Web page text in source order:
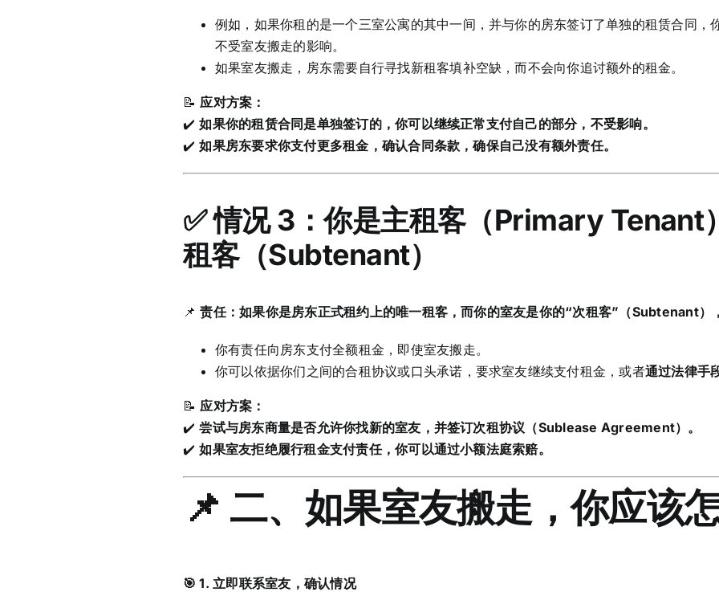
例如，如果你租的是一个三室公寓的其中一间，并与你的房东签订了单独的租赁合同，
不受室友搬走的影响。
如果室友搬走，房东需要自行寻找新租客填补空缺，而不会向你追讨额外的租金。
📝应对方案：
✔️如果你的租赁合同是单独签订的，你可以继续正常支付自己的部分，不受影响。
✔️如果房东要求你支付更多租金，确认合同条款，确保自己没有额外责任。
✅ 情况 3：你是主租客（Primary Tenant
租客（Subtenant）
📌责任：如果你是房东正式租约上的唯一租客，而你的室友是你的“次租客”（Subtenant）
你有责任向房东支付全额租金，即使室友搬走。
你可以依据你们之间的合租协议或口头承诺，要求室友继续支付租金，或者通过法律手
📝应对方案：
✔️尝试与房东商量是否允许你找新的室友，并签订次租协议（Sublease Agreement）。
✔️如果室友拒绝履行租金支付责任，你可以通过小额法庭索赔。
📌 二、如果室友搬走，你应该
🎯 1. 立即联系室友，确认情况